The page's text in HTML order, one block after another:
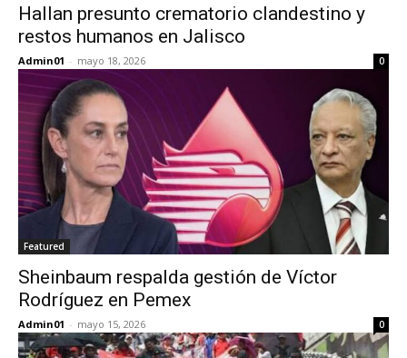
Hallan presunto crematorio clandestino y
restos humanos en Jalisco
Admin01 - mayo 18, 2026 0
Featured
Sheinbaum respalda gestión de Víctor
Rodríguez en Pemex
Admin01 - mayo 15, 2026 0